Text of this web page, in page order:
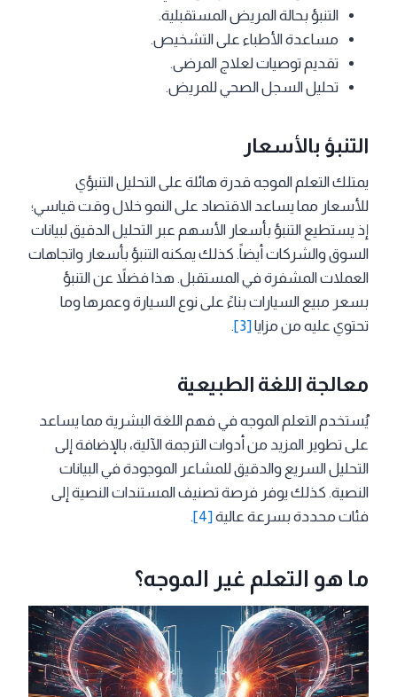
التنبؤ بحالة المريض المستقبلية.
مساعدة الأطباء على التشخيص.
تقديم توصيات لعلاج المرضى.
تحليل السجل الصحي للمريض.
التنبؤ بالأسعار
يمتلك التعلم الموجه قدرة هائلة على التحليل التنبؤي
للأسعار مما يساعد الاقتصاد على النمو خلال وقت قياسي؛
إذ يستطيع التنبؤ بأسعار الأسهم عبر التحليل الدقيق لبيانات
السوق والشركات أيضاً. كذلك يمكنه التنبؤ بأسعار واتجاهات
العملات المشفرة في المستقبل. هذا فضلاً عن التنبؤ
بسعر مبيع السيارات بناءً على نوع السيارة وعمرها وما
تحتوي عليه من مزايا[3]
.
معالجة اللغة الطبيعية
يُستخدم التعلم الموجه في فهم اللغة البشرية مما يساعد
على تطوير المزيد من أدوات الترجمة الآلية، بالإضافة إلى
التحليل السريع والدقيق للمشاعر الموجودة في البيانات
النصية. كذلك يوفر فرصة تصنيف المستندات النصية إلى
فئات محددة بسرعة عالية[4]
.
ما هو التعلم غير الموجه؟